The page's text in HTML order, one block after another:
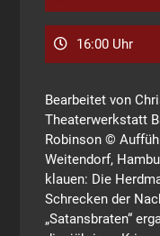
16:00 Uhr
Bearbeitet von
Theaterwerkstatt
Robinson ©
Weitendorf,
klauen: Die
Schrecken der
„Satansbraten“